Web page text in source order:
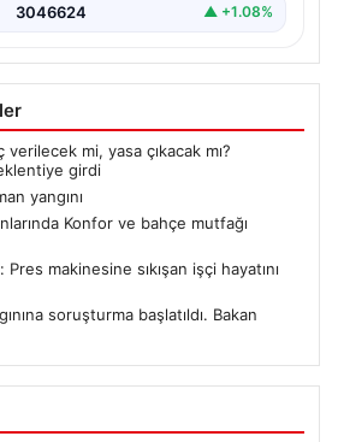
3046624 ▲ +1.08%
verilecek mi, yasa çıkacak mı?
girdi
yangını
Konfor ve bahçe mutfağı
makinesine sıkışan işçi hayatını
soruşturma başlatıldı. Bakan